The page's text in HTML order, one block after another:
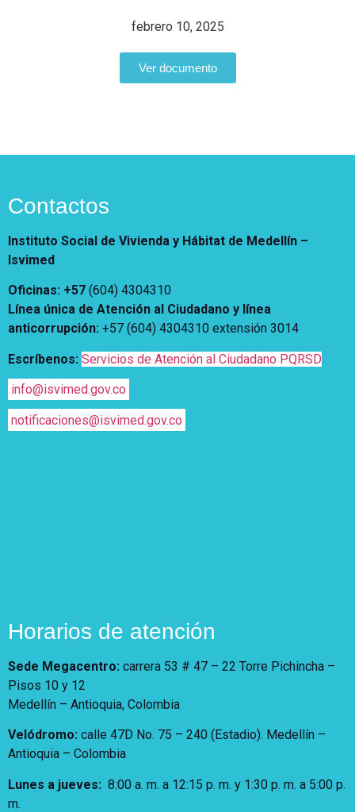
Vivienda Nueva
Directorio de servidores
A+ A A-
Contraste
Centro de relevo
Más Información sobre Accesibilidad
febrero 10, 2025
Ver documento
Contactos
Instituto Social de Vivienda y Hábitat de Medellín –
Isvimed
Oficinas: +57 (604) 4304310
Línea única de Atención al Ciudadano y línea
anticorrupción: +57 (604) 4304310 extensión 3014
Escríbenos: Servicios de Atención al Ciudadano PQRSD
info@isvimed.gov.co
notificaciones@isvimed.gov.co
Horarios de atención
Sede Megacentro: carrera 53 # 47 – 22 Torre Pichincha –
Pisos 10 y 12
Medellín – Antioquia, Colombia
Velódromo: calle 47D No. 75 – 240 (Estadio). Medellín –
Antioquia – Colombia
Lunes a jueves: 8:00 a. m. a 12:15 p. m. y 1:30 p. m. a 5:00 p.
m.